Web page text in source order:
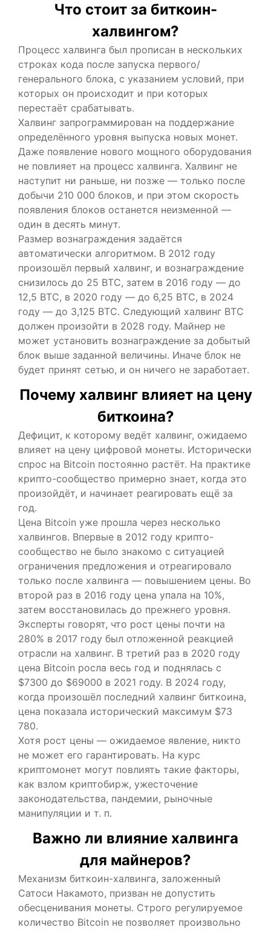
Что стоит за биткоин-
халвингом?
Процесс халвинга был прописан в нескольких
строках кода после запуска первого/
генерального блока, с указанием условий, при
которых он происходит и при которых
перестаёт срабатывать.
Халвинг запрограммирован на поддержание
определённого уровня выпуска новых монет.
Даже появление нового мощного оборудования
не повлияет на процесс халвинга. Халвинг не
наступит ни раньше, ни позже — только после
добычи 210 000 блоков, и при этом скорость
появления блоков останется неизменной —
один в десять минут.
Размер вознаграждения задаётся
автоматически алгоритмом. В 2012 году
произошёл первый халвинг, и вознаграждение
снизилось до 25 BTC, затем в 2016 году — до
12,5 BTC, в 2020 году — до 6,25 BTC, в 2024
году — до 3,125 BTC. Следующий халвинг BTC
должен произойти в 2028 году. Майнер не
может установить вознаграждение за добытый
блок выше заданной величины. Иначе блок не
будет принят сетью, и он ничего не заработает.
Почему халвинг влияет на цену
биткоина?
Дефицит, к которому ведёт халвинг, ожидаемо
влияет на цену цифровой монеты. Исторически
спрос на Bitcoin постоянно растёт. На практике
крипто-сообщество примерно знает, когда это
произойдёт, и начинает реагировать ещё за
год.
Цена Bitcoin уже прошла через несколько
халвингов. Впервые в 2012 году крипто-
сообщество не было знакомо с ситуацией
ограничения предложения и отреагировало
только после халвинга — повышением цены. Во
второй раз в 2016 году цена упала на 10%,
затем восстановилась до прежнего уровня.
Эксперты говорят, что рост цены почти на
280% в 2017 году был отложенной реакцией
отрасли на халвинг. В третий раз в 2020 году
цена Bitcoin росла весь год и поднялась с
$7300 до $69000 в 2021 году. В 2024 году,
когда произошёл последний халвинг биткоина,
цена показала исторический максимум $73
780.
Хотя рост цены — ожидаемое явление, никто
не может его гарантировать. На курс
криптомонет могут повлиять такие факторы,
как взлом криптобирж, ужесточение
законодательства, пандемии, рыночные
манипуляции и т. п.
Важно ли влияние халвинга
для майнеров?
Механизм биткоин-халвинга, заложенный
Сатоси Накамото, призван не допустить
обесценивания монеты. Строго регулируемое
количество Bitcoin не позволяет произвольно